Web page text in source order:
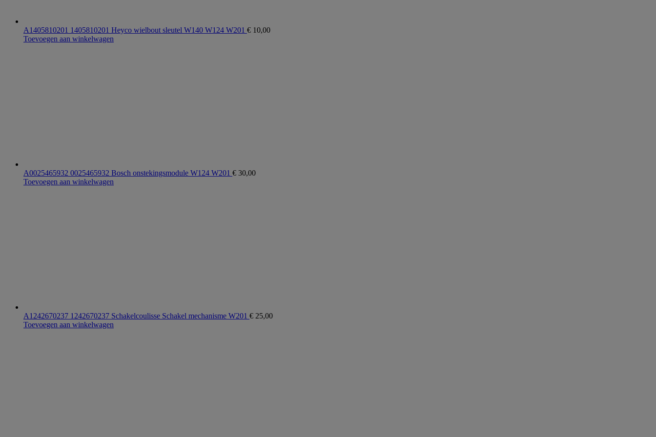
A1405810201 1405810201 Heyco wielbout sleutel W140 W124 W201 € 10,00
Toevoegen aan winkelwagen
A0025465932 0025465932 Bosch onstekingsmodule W124 W201 € 30,00
Toevoegen aan winkelwagen
A1242670237 1242670237 Schakelcoulisse Schakel mechanisme W201 € 25,00
Toevoegen aan winkelwagen